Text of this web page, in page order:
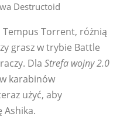
Destructoid
Tempus Torrent, różnią
grasz w trybie Battle
Dla Strefa wojny 2.0
karabinów
użyć, aby
Ashika.